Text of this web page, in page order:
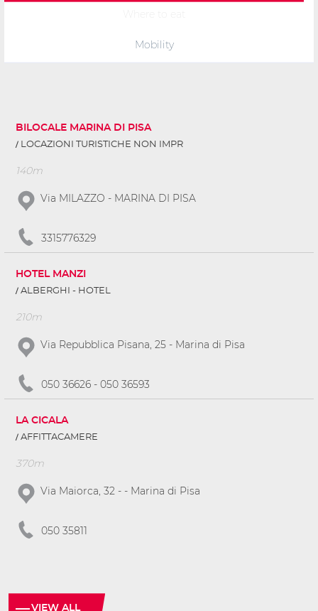
Mobility
BILOCALE MARINA DI PISA
LOCAZIONI TURISTICHE NON IMPR
140m
Via MILAZZO - MARINA DI PISA
3315776329
HOTEL MANZI
ALBERGHI - HOTEL
210m
Via Repubblica Pisana, 25 - Marina di Pisa
050 36626 - 050 36593
LA CICALA
AFFITTACAMERE
370m
Via Maiorca, 32 - - Marina di Pisa
050 35811
VIEW ALL